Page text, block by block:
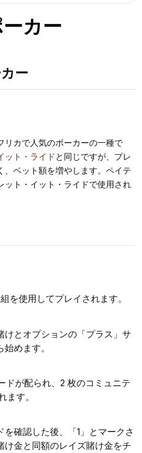
カー
ー
リカで人気のポーカーの一種で
ット・ライド と同じですが、プレ
、ベット額を増やします。ペイテ
ット・イット・ライドで使用され
を使用してプレイされます。
けとオプションの「プラス」サ
めます。
ドが配られ、2 枚のコミュニテ
ます。
確認した後、「1」とマークさ
け金と同額のレイズ賭け金をチ